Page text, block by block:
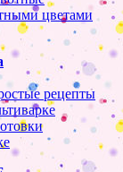
цветами
рецепты